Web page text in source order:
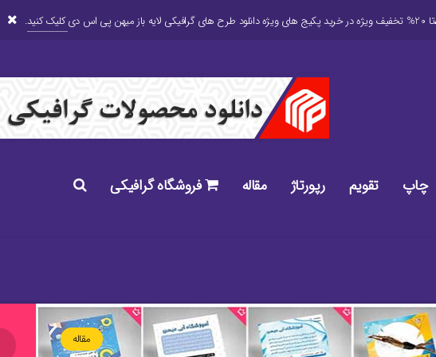
تا 20% تخفیف ویژه در خرید پکیج های ویژه دانلود طرح های گرافیکی لایه باز میهن پی اس دی کلیک کنید.
چاپ تقویم رپورتاژ مقاله فروشگاه گرافیکی
مقاله